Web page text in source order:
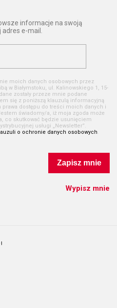
informacje na swoją
adres e-mail.
moich danych osobowych przez
w Białymstoku, ul. Kalinowskiego 1, 15-
zostały przeze mnie podane
się z poniższą klauzulą informacyjną
dostępu do treści moich danych i
świadomy/a, iż moja zgoda może
co skutkować będzie usunięciem
usługi „Newsletter”.
o ochronie danych osobowych.
Zapisz mnie
Wypisz mnie